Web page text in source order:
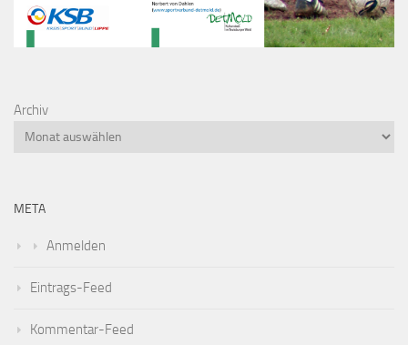
Archiv
META
Anmelden
Eintrags-Feed
Kommentar-Feed